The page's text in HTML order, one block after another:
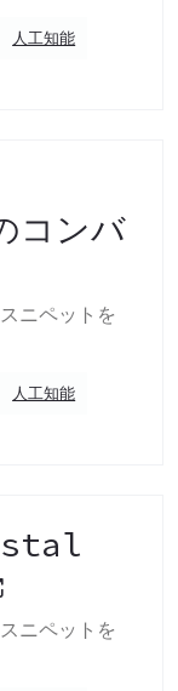
人工知能
ンバ
ニペットを
人工知能
ニペットを